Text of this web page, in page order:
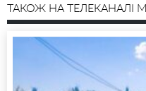
ТАКОЖ НА ТЕЛЕКАНАЛІ